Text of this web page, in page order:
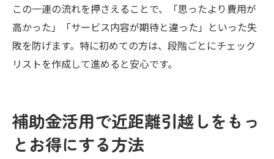
この一連の流れを押さえることで、「思ったより費用が
高かった」「サービス内容が期待と違った」といった失
敗を防げます。特に初めての方は、段階ごとにチェック
リストを作成して進めると安心です。
補助金活用で近距離引越しをもっ
とお得にする方法